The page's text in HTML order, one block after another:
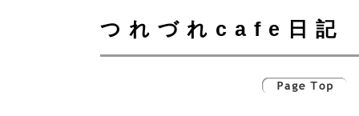
つれづれcafe日記